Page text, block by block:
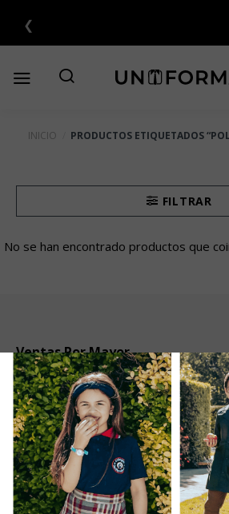
contenido
❮
INICIO PRODUCTOS ETIQUETADOS
FILTRAR
No se han encontrado productos que
Ventas Por Mayor
Uniforme Escolar Genéricos
Uniforme Escolar Colegios
Uniforme Empresas
Uniforme Clínico
Esenciales